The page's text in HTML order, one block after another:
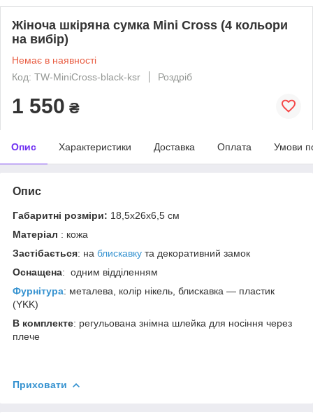
Жіноча шкіряна сумка Mini Cross (4 кольори
на вибір)
Немає в наявності
Код: TW-MiniCross-black-ksr
Роздріб
1 550 ₴
Опис Характеристики Доставка Оплата Умови
Опис
Габаритні розміри: 18,5х26х6,5 см
Матеріал : кожа
Застібається: на блискавку та декоративний замок
Оснащена: одним відділенням
Фурнітура: металева, колір нікель, блискавка — пластик
(YKK)
В комплекте: регульована знімна шлейка для носіння через
плече
Приховати